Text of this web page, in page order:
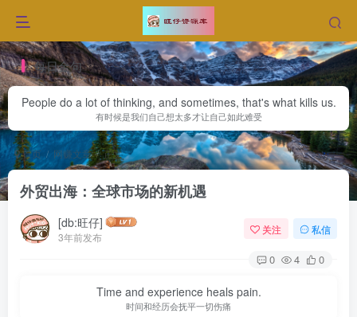
每日金句
People do a lot of thinking, and sometimes, that's what kills us.
有时候是我们自己想太多才让自己如此难受
首页 网赚文章 正文
外贸出海：全球市场的新机遇
[db:旺仔]
3年前发布
关注 私信
0 4 0
Time and experience heals pain.
时间和经历会抚平一切伤痛